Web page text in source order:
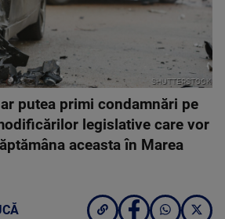
SHUTTERSTOCK
putea primi condamnări pe
legislative care vor
aceasta în Marea